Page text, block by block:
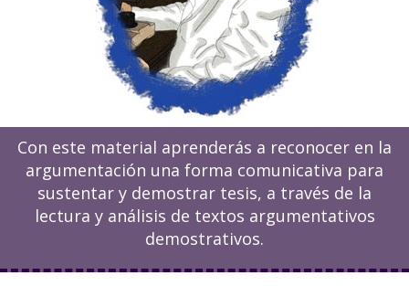
Con este material aprenderás a reconocer en la
argumentación una forma comunicativa para
sustentar y demostrar tesis, a través de la
lectura y análisis de textos argumentativos
demostrativos.